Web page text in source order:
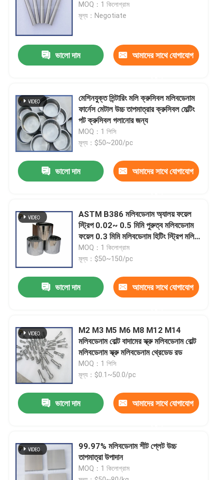
ভিআর শো
কারখানা ভ্রমণ
মান নিয়ন্ত্রণ
আমাদের সাথে যোগাযোগ
উদ্ধৃতির জন্য আবেদন
মলিবডেনাম টংস্টেন খাদ
MOQ：1 কিলোগ্রাম
মূল্য：Negotiate
ভালো দাম আমাদের সাথে যোগাযোগ
মেশিনযুক্ত সিন্টারিং মলি ক্রুসিবল মলিবডেনাম
ফার্নেস মেটাল উচ্চ তাপমাত্রার ক্রুসিবল মেল্টিং
পট ক্রুসিবল গলানোর জন্য
MOQ：1 পিসি
মূল্য：$50~200/pc
ভালো দাম আমাদের সাথে যোগাযোগ
ASTM B386 মলিবডেনাম অ্যালয় ফয়েল
স্ট্রিপ 0.02~ 0.5 মিমি পুরুত্ব মলিবডেনাম
ফয়েল 0.3 মিমি মলিবডেনাম হিটিং স্ট্রিপ মলি
ফয়েল
MOQ：1 কিলোগ্রাম
মূল্য：$50~150/pc
ভালো দাম আমাদের সাথে যোগাযোগ
M2 M3 M5 M6 M8 M12 M14
মলিবডেনাম বোল্ট বাদামের স্ক্রু মলিবডেনাম বোল্ট
মলিবডেনাম স্ক্রু মলিবডেনাম থ্রেডেড রড
MOQ：1 পিসি
মূল্য：$0.1~50.0/pc
ভালো দাম আমাদের সাথে যোগাযোগ
99.97% মলিবডেনাম শীট প্লেট উচ্চ
তাপমাত্রা উপাদান
MOQ：1 কিলোগ্রাম